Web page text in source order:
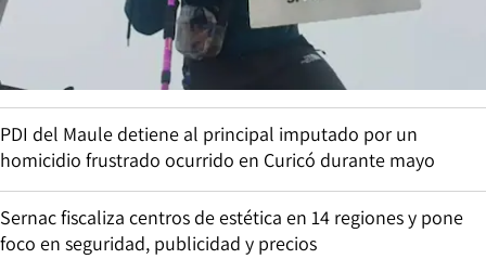
PDI del Maule detiene al principal imputado por un
homicidio frustrado ocurrido en Curicó durante mayo
Sernac fiscaliza centros de estética en 14 regiones y pone
foco en seguridad, publicidad y precios